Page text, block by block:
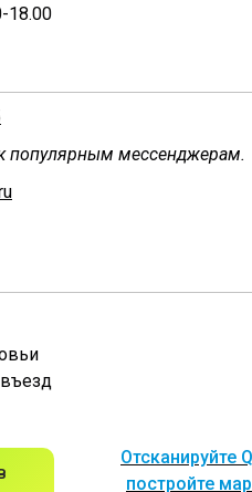
18.00
популярным мессенджерам.
Отсканируйте
постройте